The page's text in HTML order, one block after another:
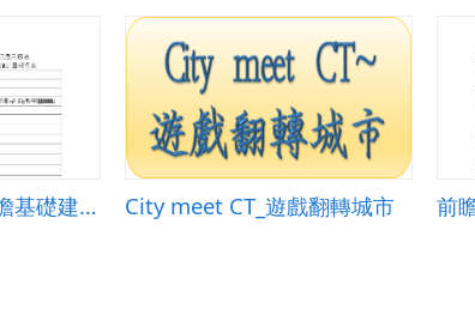
屏東縣新生國小-前瞻基礎建設-強化數位教學暨學習資訊應用環境--資訊科技融入教案 City meet CT_遊戲翻轉城市